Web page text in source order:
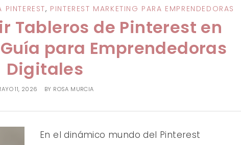
, PINTEREST MARKETING PARA EMPRENDEDORAS
Tableros de Pinterest en
para Emprendedoras
Digitales
11, 2026 BY ROSA MURCIA
En el dinámico mundo del Pinterest